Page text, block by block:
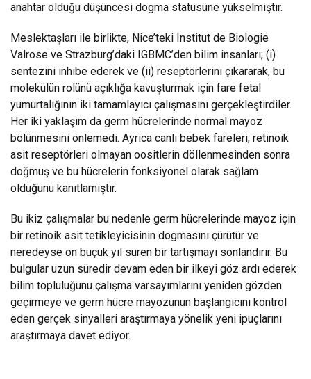
anahtar olduğu düşüncesi dogma statüsüne yükselmiştir.
Meslektaşları ile birlikte, Nice’teki Institut de Biologie
Valrose ve Strazburg’daki IGBMC’den bilim insanları; (i)
sentezini inhibe ederek ve (ii) reseptörlerini çıkararak, bu
molekülün rolünü açıklığa kavuşturmak için fare fetal
yumurtalığının iki tamamlayıcı çalışmasını gerçekleştirdiler.
Her iki yaklaşım da germ hücrelerinde normal mayoz
bölünmesini önlemedi. Ayrıca canlı bebek fareleri, retinoik
asit reseptörleri olmayan oositlerin döllenmesinden sonra
doğmuş ve bu hücrelerin fonksiyonel olarak sağlam
olduğunu kanıtlamıştır.
Bu ikiz çalışmalar bu nedenle germ hücrelerinde mayoz için
bir retinoik asit tetikleyicisinin dogmasını çürütür ve
neredeyse on buçuk yıl süren bir tartışmayı sonlandırır. Bu
bulgular uzun süredir devam eden bir ilkeyi göz ardı ederek
bilim topluluğunu çalışma varsayımlarını yeniden gözden
geçirmeye ve germ hücre mayozunun başlangıcını kontrol
eden gerçek sinyalleri araştırmaya yönelik yeni ipuçlarını
araştırmaya davet ediyor.